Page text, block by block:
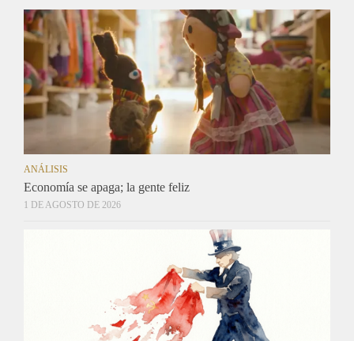
ANÁLISIS
Economía se apaga; la gente feliz
1 DE AGOSTO DE 2026